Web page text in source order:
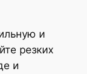
и
резких
и